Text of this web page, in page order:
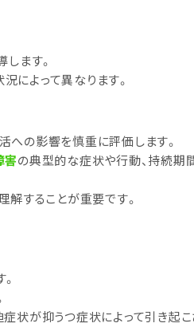
ます。
によって異なります。
への影響を慎重に評価します。
害の典型的な症状や行動、持続期
解することが重要です。
状が抑うつ症状によって引き起こ